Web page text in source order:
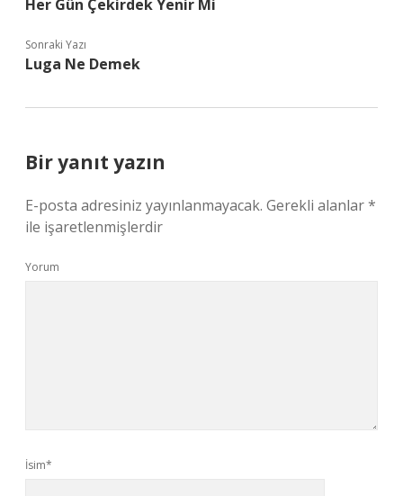
Her Gün Çekirdek Yenir Mi
Sonraki Yazı
Luga Ne Demek
Bir yanıt yazın
E-posta adresiniz yayınlanmayacak. Gerekli alanlar*
ile işaretlenmişlerdir
Yorum
İsim*